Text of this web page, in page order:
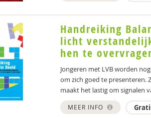
Handreiking
licht
hen te
Jongeren met LVB worden
om zich goed te presenteren.
maakt het lastig om signalen
MEER INFO